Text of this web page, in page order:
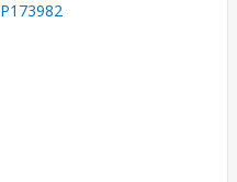
P173982